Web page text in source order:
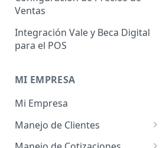
Inventario
Sistema
Administrador de Tablas de
Terceros
Importador de Ajuste de
Inventario
Importador de Prospectos
Cobrar
Importador de Cuentas por
Pagar
Importador de Órdenes de
Ventas
Integración Vale y Beca Digital
para el POS
MI EMPRESA
Mi Empresa
Manejo de Clientes
Perfil del Cliente